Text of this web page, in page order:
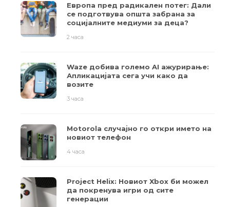
Европа пред радикален потег: Дали
се подготвува општа забрана за
социјалните медиуми за деца?
2 часа
Waze добива големо AI ажурирање:
Апликацијата сега учи како да
возите
3 часа
Motorola случајно го откри името на
новиот телефон
4 часа
Project Helix: Новиот Xbox би можел
да покренува игри од сите
генерации